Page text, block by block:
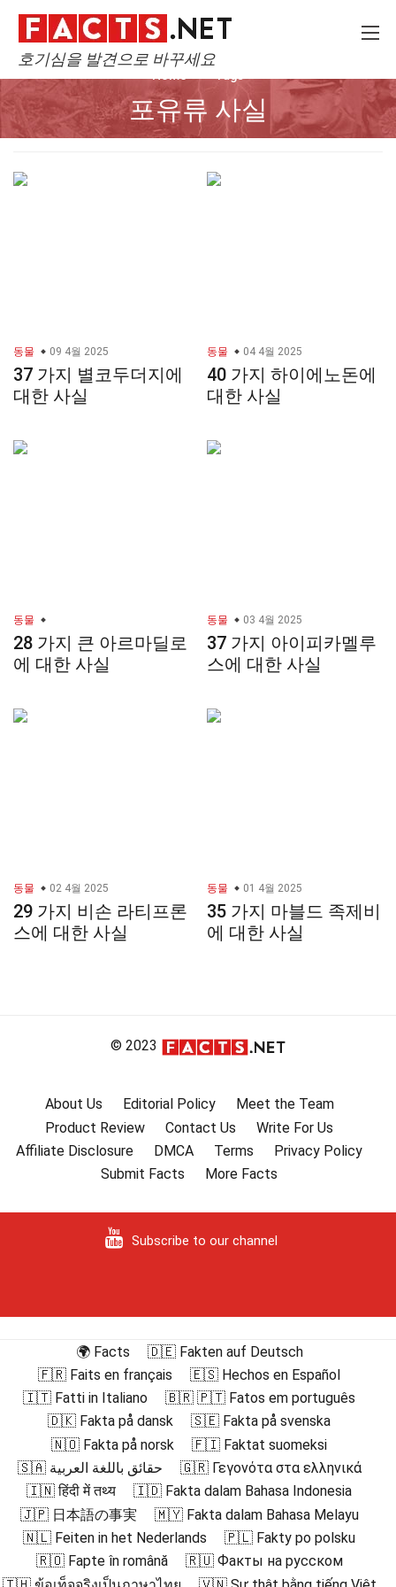
호기심을 발견으로 바꾸세요
포유류 사실
동물 09 4월 2025
37 가지 별코두더지에
대한 사실
동물 04 4월 2025
40 가지 하이에노돈에
대한 사실
동물
28 가지 큰 아르마딜로
에 대한 사실
동물 03 4월 2025
37 가지 아이피카멜루
스에 대한 사실
동물 02 4월 2025
29 가지 비손 라티프론
스에 대한 사실
동물 01 4월 2025
35 가지 마블드 족제비
에 대한 사실
© 2023
About Us Editorial Policy
Meet the Team
Product Review
Contact Us
Write For Us
Affiliate Disclosure
DMCA Terms
Privacy Policy
Submit Facts
More Facts
Subscribe to our channel
🌍 Facts
🇩🇪 Fakten auf Deutsch
🇫🇷 Faits en français
🇪🇸 Hechos en Español
🇮🇹 Fatti in Italiano
🇧🇷 🇵🇹 Fatos em português
🇩🇰 Fakta på dansk
🇸🇪 Fakta på svenska
🇳🇴 Fakta på norsk
🇫🇮 Faktat suomeksi
🇸🇦 حقائق باللغة العربية
🇬🇷 Γεγονότα στα ελληνικά
🇮🇳 हिंदी में तथ्य
🇮🇩 Fakta dalam Bahasa Indonesia
🇯🇵 日本語の事実
🇲🇾 Fakta dalam Bahasa Melayu
🇳🇱 Feiten in het Nederlands
🇵🇱 Fakty po polsku
🇷🇴 Fapte în română
🇷🇺 Факты на русском